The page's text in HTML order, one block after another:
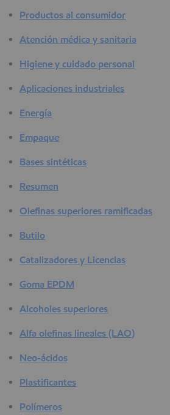
Productos al consumidor
Atención médica y sanitaria
Higiene y cuidado personal
Aplicaciones industriales
Energía
Empaque
Bases sintéticas
Resumen
Olefinas superiores ramificadas
Butilo
Catalizadores y Licencias
Goma EPDM
Alcoholes superiores
Alfa olefinas lineales (LAO)
Neo-ácidos
Plastificantes
Polímeros